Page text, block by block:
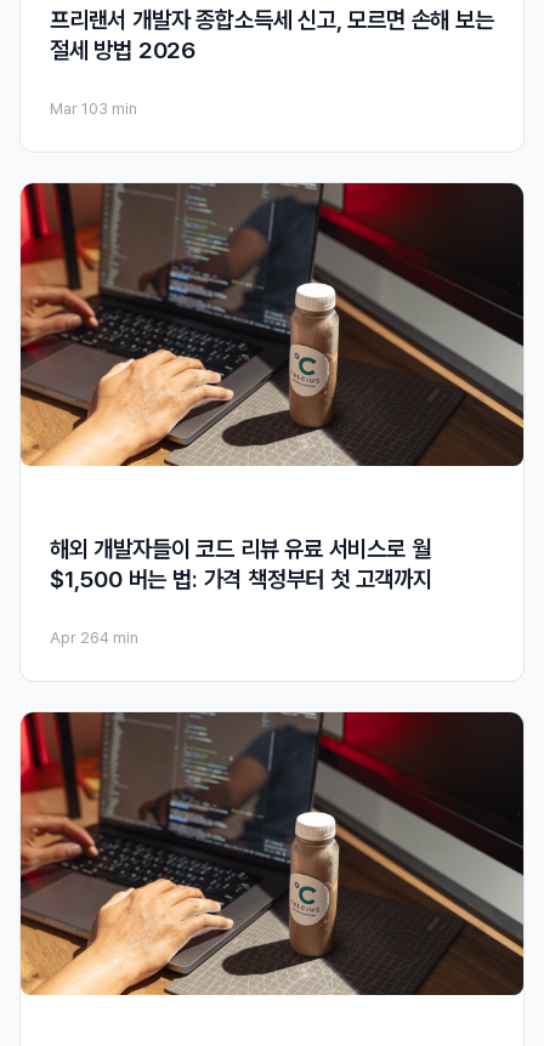
프리랜서 개발자 종합소득세 신고, 모르면 손해 보는
절세 방법 2026
Mar 103 min
해외 개발자들이 코드 리뷰 유료 서비스로 월
$1,500 버는 법: 가격 책정부터 첫 고객까지
Apr 264 min